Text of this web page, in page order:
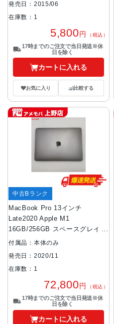
発売日：2015/06
在庫数：1
5,800円 （税込）
17時までのご注文で当日発送※休
日を除く
カートに入れる
お気に入り 比較する
MacBook Pro 13インチ
Late2020 Apple M1
16GB/256GB スペースグレイ
A2338 CPU8 GPU8 訳あり品
中古Bランク
付属品：本体のみ
発売日：2020/11
在庫数：1
72,800円 （税込）
17時までのご注文で当日発送※休
日を除く
カートに入れる